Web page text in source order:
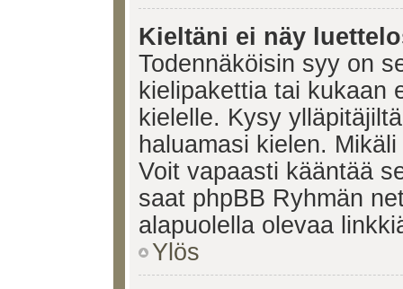
Kieltäni ei näy
Todennäköisin syy on
kielipakettia tai kukaan
kielelle. Kysy
haluamasi kielen.
Voit vapaasti kääntää
saat phpBB Ryhmän
alapuolella olevaa
Ylös